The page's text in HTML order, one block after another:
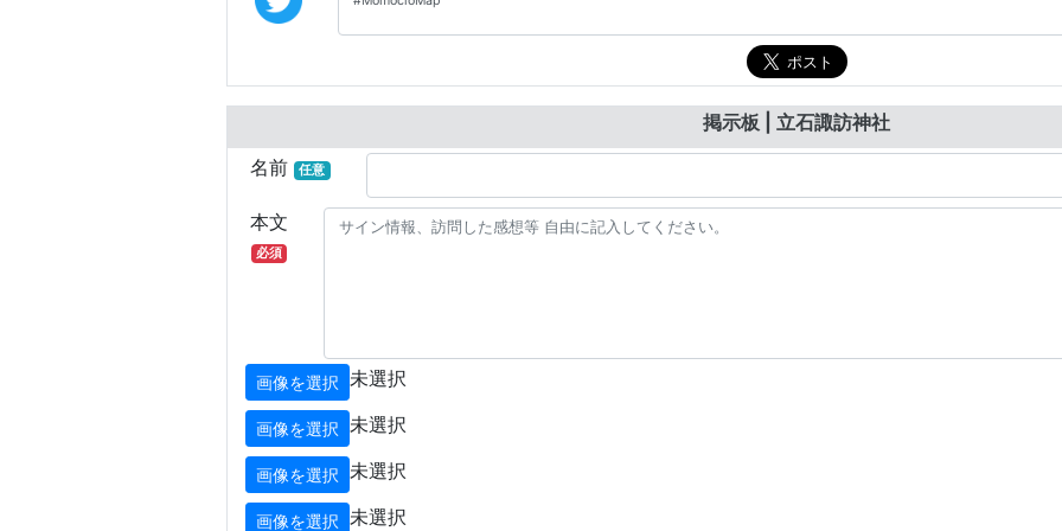
掲示板 | 立石諏訪神社
名前
任意
本文
必須
画像を選択 未選択
画像を選択 未選択
画像を選択 未選択
画像を選択 未選択